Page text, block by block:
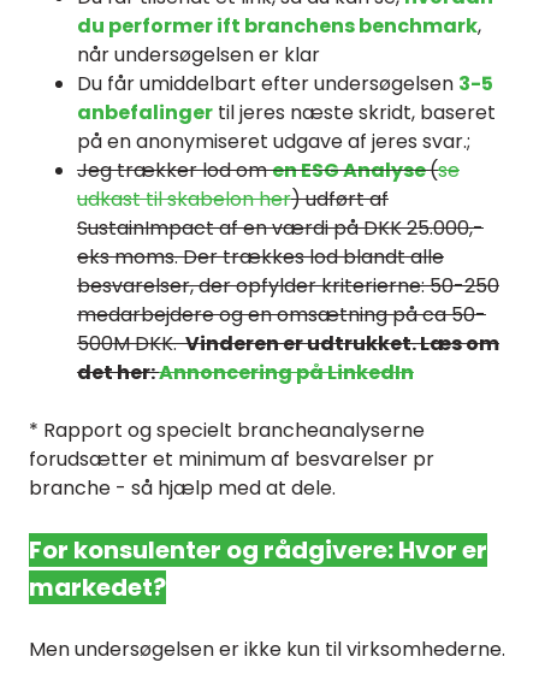
du performer ift branchens benchmark,
når undersøgelsen er klar
Du får umiddelbart efter undersøgelsen 3-5
anbefalinger til jeres næste skridt, baseret
på en anonymiseret udgave af jeres svar.;
Jeg trækker lod omen ESG Analyse(se
udkast til skabelon her) udført af
SustainImpact af en værdi på DKK 25.000,-
eks moms. Der trækkes lod blandt alle
besvarelser, der opfylder kriterierne: 50-250
medarbejdere og en omsætning på ca 50-
500M DKK.Vinderen er udtrukket. Læs om
det her:Annoncering på LinkedIn
* Rapport og specielt brancheanalyserne
forudsætter et minimum af besvarelser pr
branche - så hjælp med at dele.
For konsulenter og rådgivere: Hvor er
markedet?
Men undersøgelsen er ikke kun til virksomhederne.